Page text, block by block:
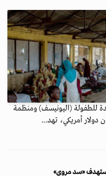
للطفولة (اليونيسف) ومنظمة
«سد مروي»